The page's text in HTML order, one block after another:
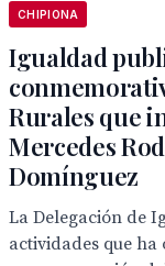
CHIPIONA
Igualdad
Rurales que
Mercedes
Domínguez
La Delegación de
actividades que